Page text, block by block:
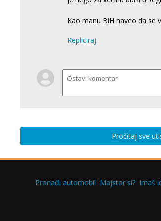
Kao manu BiH naveo da se
Repliciraj
Pročitaj sve
Pronađi automobil Majstor si? Imaš